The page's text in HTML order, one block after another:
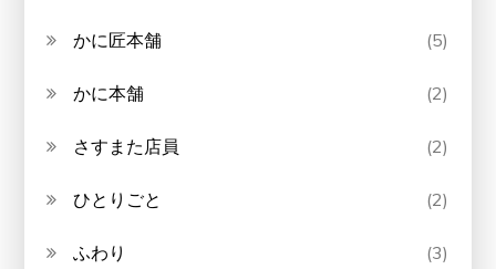
かに匠本舗 (5)
かに本舗 (2)
さすまた店員 (2)
ひとりごと (2)
ふわり (3)